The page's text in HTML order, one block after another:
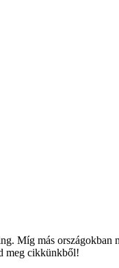
Míg más országokban
meg cikkünkből!